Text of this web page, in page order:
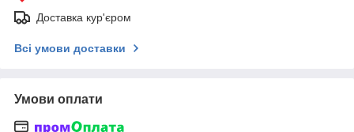
Доставка кур'єром
Всі умови доставки
Умови оплати